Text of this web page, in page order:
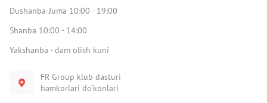
Dushanba-Juma 10:00 - 19:00
Shanba 10:00 - 14:00
Yakshanba - dam olish kuni
FR Group klub dasturi
hamkorlari do‘konlari